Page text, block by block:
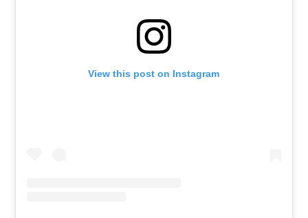
View this post on Instagram